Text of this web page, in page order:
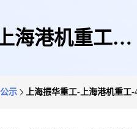
海港机重工-4
示 上海振华重工-上海港机重工